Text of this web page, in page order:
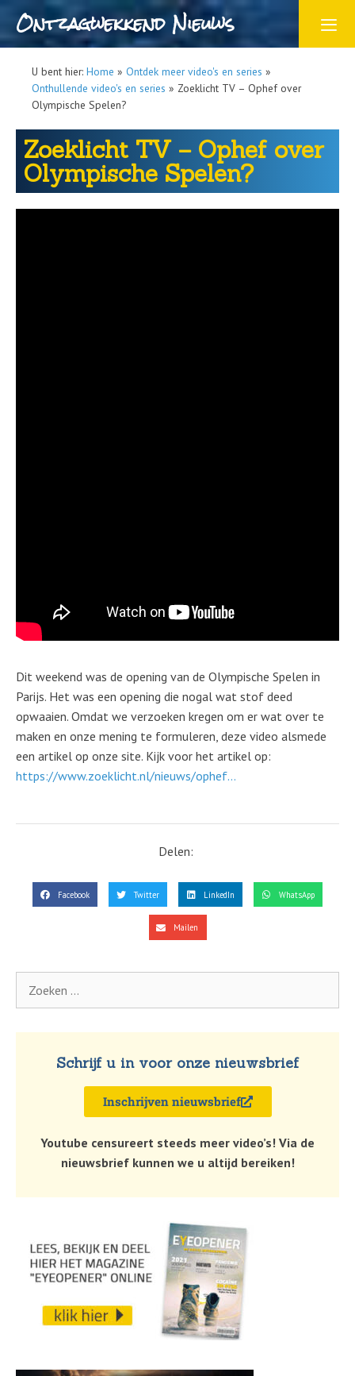
Ontzagwekkend Nieuws
U bent hier: Home » Ontdek meer video's en series »
Onthullende video's en series » Zoeklicht TV – Ophef over
Olympische Spelen?
Zoeklicht TV – Ophef over
Olympische Spelen?
Dit weekend was de opening van de Olympische Spelen in
Parijs. Het was een opening die nogal wat stof deed
opwaaien. Omdat we verzoeken kregen om er wat over te
maken en onze mening te formuleren, deze video alsmede
een artikel op onze site. Kijk voor het artikel op:
https://www.zoeklicht.nl/nieuws/ophef…
Delen:
Facebook Twitter LinkedIn WhatsApp
Mailen
Schrijf u in voor onze nieuwsbrief
Inschrijven nieuwsbrief
Youtube censureert steeds meer video’s! Via de
nieuwsbrief kunnen we u altijd bereiken!